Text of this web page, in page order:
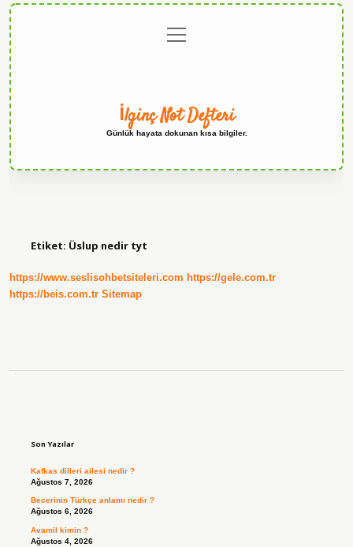
menüyü
aç
İlginç Not Defteri
Günlük hayata dokunan kısa bilgiler.
Etiket: Üslup nedir tyt
https://www.seslisohbetsiteleri.com https://gele.com.tr
https://beis.com.tr Sitemap
Son Yazılar
Kafkas dilleri ailesi nedir ?
Ağustos 7, 2026
Becerinin Türkçe anlamı nedir ?
Ağustos 6, 2026
Avamil kimin ?
Ağustos 4, 2026